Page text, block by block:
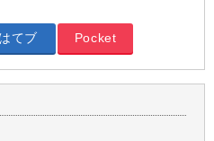
はてブ Pocket